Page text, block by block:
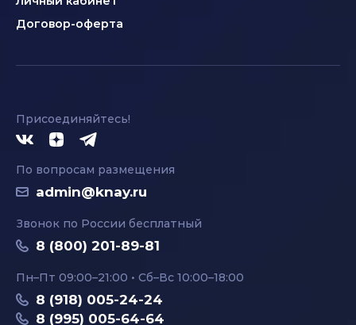
Договор-оферта
Присоединяйтесь!
По вопросам размещения
admin@knay.ru
Звонок по России бесплатный
8 (800) 201-89-81
Пн–Пт 09:00–21:00 • Сб–Вс 10:00–18:00
8 (918) 005-24-24
8 (995) 005-64-64